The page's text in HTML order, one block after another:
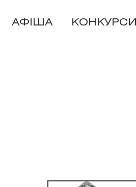
АФІША КОНКУРСИ